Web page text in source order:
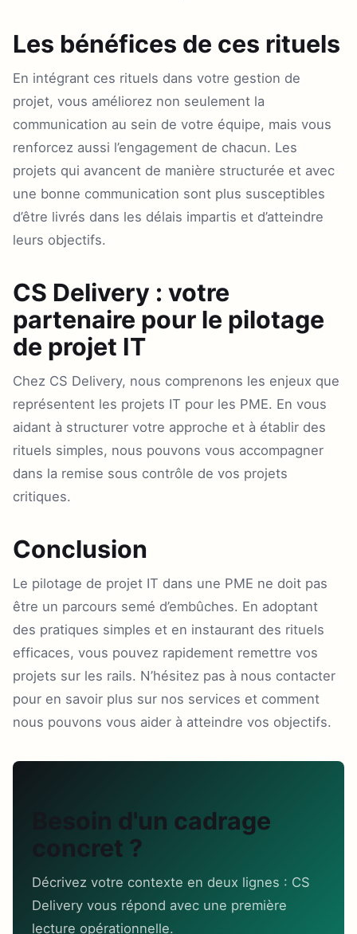
Les bénéfices de ces rituels
En intégrant ces rituels dans votre gestion de
projet, vous améliorez non seulement la
communication au sein de votre équipe, mais vous
renforcez aussi l’engagement de chacun. Les
projets qui avancent de manière structurée et avec
une bonne communication sont plus susceptibles
d’être livrés dans les délais impartis et d’atteindre
leurs objectifs.
CS Delivery : votre
partenaire pour le pilotage
de projet IT
Chez CS Delivery, nous comprenons les enjeux que
représentent les projets IT pour les PME. En vous
aidant à structurer votre approche et à établir des
rituels simples, nous pouvons vous accompagner
dans la remise sous contrôle de vos projets
critiques.
Conclusion
Le pilotage de projet IT dans une PME ne doit pas
être un parcours semé d’embûches. En adoptant
des pratiques simples et en instaurant des rituels
efficaces, vous pouvez rapidement remettre vos
projets sur les rails. N’hésitez pas à nous contacter
pour en savoir plus sur nos services et comment
nous pouvons vous aider à atteindre vos objectifs.
Besoin d'un cadrage
concret ?
Décrivez votre contexte en deux lignes : CS
Delivery vous répond avec une première
lecture opérationnelle.